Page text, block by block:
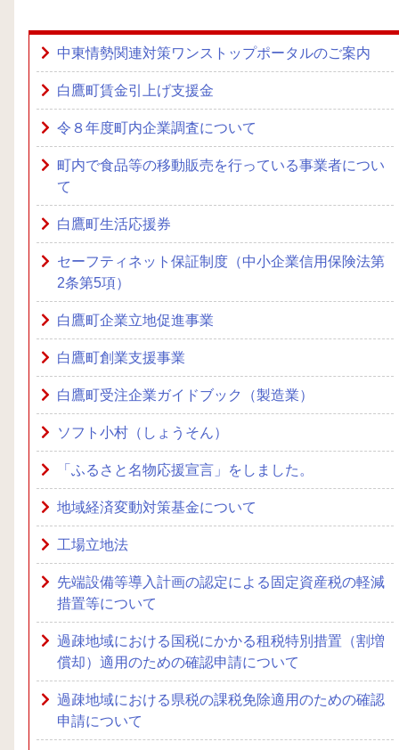
中東情勢関連対策ワンストップポータルのご案内
白鷹町賃金引上げ支援金
令８年度町内企業調査について
町内で食品等の移動販売を行っている事業者につい
て
白鷹町生活応援券
セーフティネット保証制度（中小企業信用保険法第
2条第5項）
白鷹町企業立地促進事業
白鷹町創業支援事業
白鷹町受注企業ガイドブック（製造業）
ソフト小村（しょうそん）
「ふるさと名物応援宣言」をしました。
地域経済変動対策基金について
工場立地法
先端設備等導入計画の認定による固定資産税の軽減
措置等について
過疎地域における国税にかかる租税特別措置（割増
償却）適用のための確認申請について
過疎地域における県税の課税免除適用のための確認
申請について